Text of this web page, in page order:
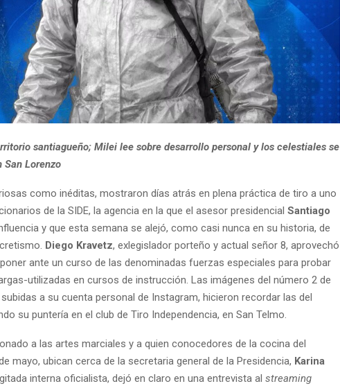
santiagueño; Milei lee sobre desarrollo personal y los celestiales se
San Lorenzo
como inéditas, mostraron días atrás en plena práctica de tiro a uno
de la SIDE, la agencia en la que el asesor presidencial Santiago
y que esta semana se alejó, como casi nunca en su historia, de
Diego Kravetz, exlegislador porteño y actual señor 8, aprovechó
ante un curso de las denominadas fuerzas especiales para probar
utilizadas en cursos de instrucción. Las imágenes del número 2 de
a su cuenta personal de Instagram, hicieron recordar las del
su puntería en el club de Tiro Independencia, en San Telmo.
a las artes marciales y a quien conocedores de la cocina del
mayo, ubican cerca de la secretaria general de la Presidencia, Karina
interna oficialista, dejó en claro en una entrevista al streaming